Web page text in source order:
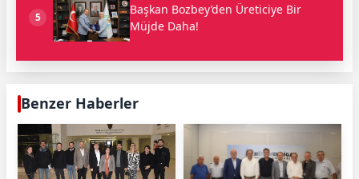
5
Başkan Bozbey’den Üreticiye Bir
Müjde Daha!
Benzer Haberler